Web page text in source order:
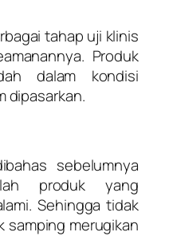
tahap uji klinis
Produk
dalam kondisi
dipasarkan.
sebelumnya
produk yang
Sehingga tidak
samping merugikan